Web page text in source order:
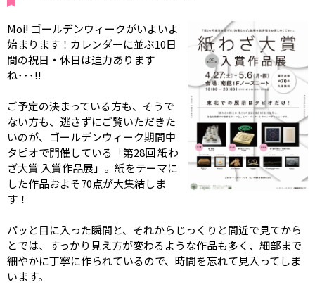
Moi! ゴールデンウィークがいよいよ
始まります！カレンダーに並ぶ10日
間の祝日・休日は迫力あります
ね･･･!!
ご予定の決まっている方も、そうで
ない方も、逃さずにご覧いただきた
いのが、ゴールデンウィーク期間中
タピオで開催している「第28回 紙わ
ざ大賞 入賞作品展」。紙をテーマに
した作品およそ70点が大集結しま
す！
パッと目に入った瞬間と、それからじっくりと間近で見てから
とでは、すっかり見え方が変わるような作品も多く、細部まで
細やかに丁寧に作られているので、時間を忘れて見入ってしま
います。